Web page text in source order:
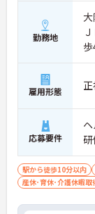
勤務地
雇用形態
応募要件
駅から徒歩10分以内
産休･育休･介護休暇取